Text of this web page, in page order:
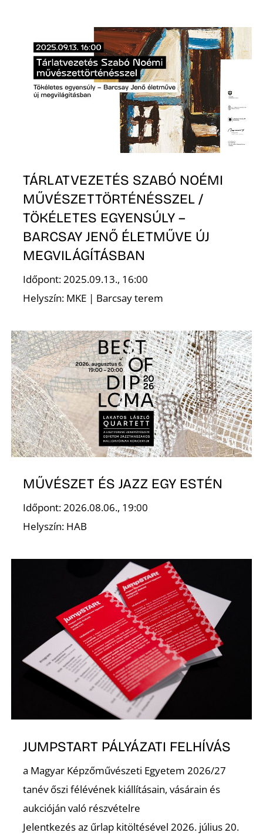
TÁRLATVEZETÉS SZABÓ NOÉMI
MŰVÉSZETTÖRTÉNÉSSZEL /
TÖKÉLETES EGYENSÚLY –
BARCSAY JENŐ ÉLETMŰVE ÚJ
MEGVILÁGÍTÁSBAN
Időpont: 2025.09.13., 16:00
Helyszín: MKE | Barcsay terem
MŰVÉSZET ÉS JAZZ EGY ESTÉN
Időpont: 2026.08.06., 19:00
Helyszín: HAB
JUMPSTART PÁLYÁZATI FELHÍVÁS
a Magyar Képzőművészeti Egyetem 2026/27
tanév őszi félévének kiállításain, vásárain és
aukcióján való részvételre
Jelentkezés az űrlap kitöltésével 2026. július 20.